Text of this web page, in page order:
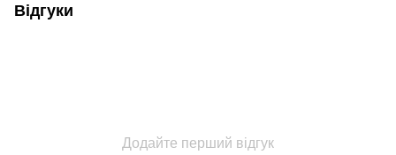
Відгуки
Додайте перший відгук